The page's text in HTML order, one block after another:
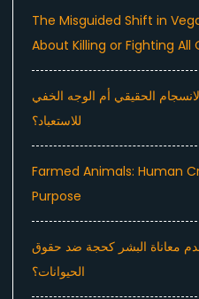
The Misguided Shift in
About Killing or Fighting All
الحقيقي أم الوجه الخفي
للاستعباد؟
Farmed Animals: Human
Purpose
معاناة البشر كحجة ضد حقوق
الحيوانات؟